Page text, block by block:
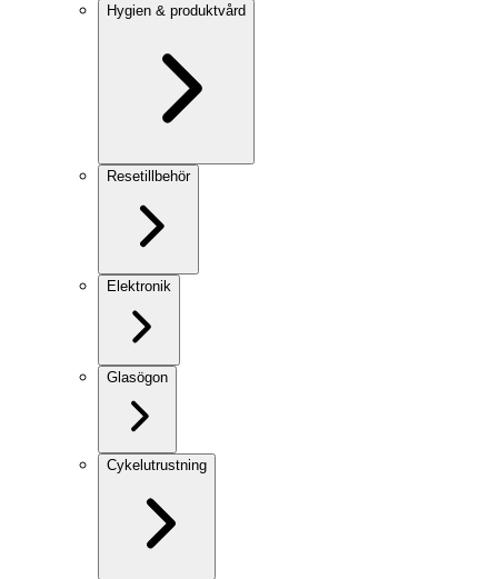
Hygien & produktvård
Resetillbehör
Elektronik
Glasögon
Cykelutrustning